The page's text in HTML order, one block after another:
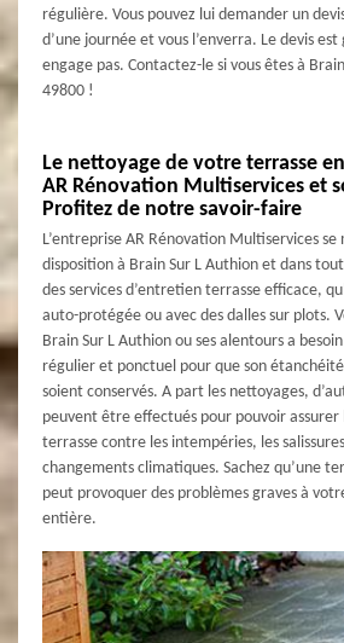
régulière. Vous pouvez lui demander un
d’une journée et vous l’enverra. Le devis
engage pas. Contactez-le si vous êtes à
49800 !
Le nettoyage de votre terrasse
AR Rénovation Multiservices et
Profitez de notre savoir-faire
L’entreprise AR Rénovation Multiservices
disposition à Brain Sur L Authion et dans
des services d’entretien terrasse efficace,
auto-protégée ou avec des dalles sur plots.
Brain Sur L Authion ou ses alentours a
régulier et ponctuel pour que son
soient conservés. A part les nettoyages,
peuvent être effectués pour pouvoir
terrasse contre les intempéries, les
changements climatiques. Sachez qu’une
peut provoquer des problèmes graves à
entière.